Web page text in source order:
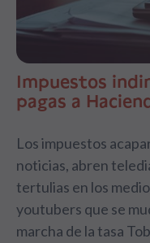
Impuestos
pagas a
Los impuestos
noticias, abren
tertulias en los
youtubers que se
marcha de la tasa